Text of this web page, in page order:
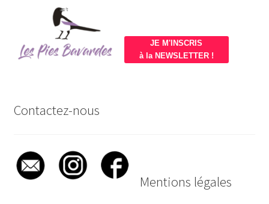
JE M'INSCRIS
à la NEWSLETTER !
Contactez-nous
Mentions légales